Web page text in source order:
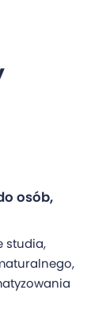
osób,
studia,